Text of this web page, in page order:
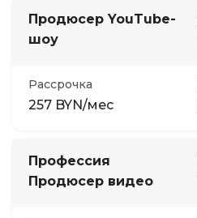
Продюсер YouTube-
шоу
Рассрочка
257 BYN/мес
Профессия
Продюсер видео